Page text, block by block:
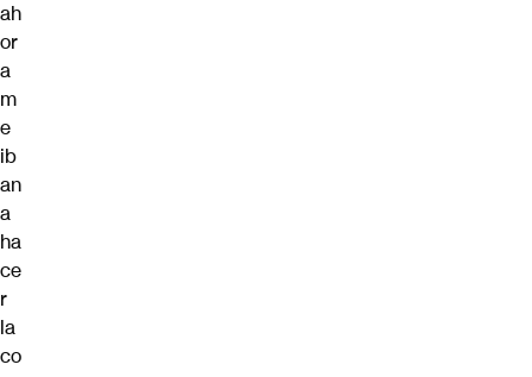
ah
or
a
m
e
ib
an
a
ha
ce
r
la
co